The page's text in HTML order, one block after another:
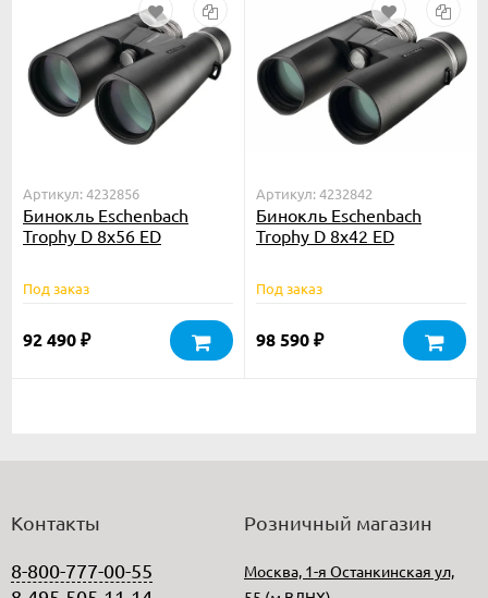
Артикул: 4232856
Бинокль Eschenbach
Trophy D 8x56 ED
Под заказ
92 490 ₽
Артикул: 4232842
Бинокль Eschenbach
Trophy D 8x42 ED
Под заказ
98 590 ₽
Контакты
8-800-777-00-55
Розничный магазин
Москва, 1-я Останкинская ул,